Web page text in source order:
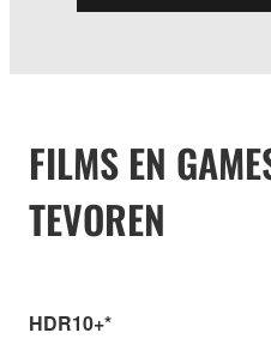
FILMS EN
TEVOREN
HDR10+*